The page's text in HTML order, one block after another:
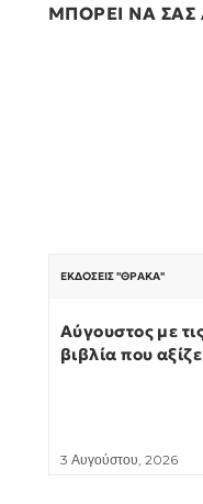
ΜΠΟΡΕΙ ΝΑ ΣΑΣ
ΕΚΔΌΣΕΙΣ "ΘΡΆΚΑ"
Αύγουστος με
βιβλία που
3 Αυγούστου, 2026